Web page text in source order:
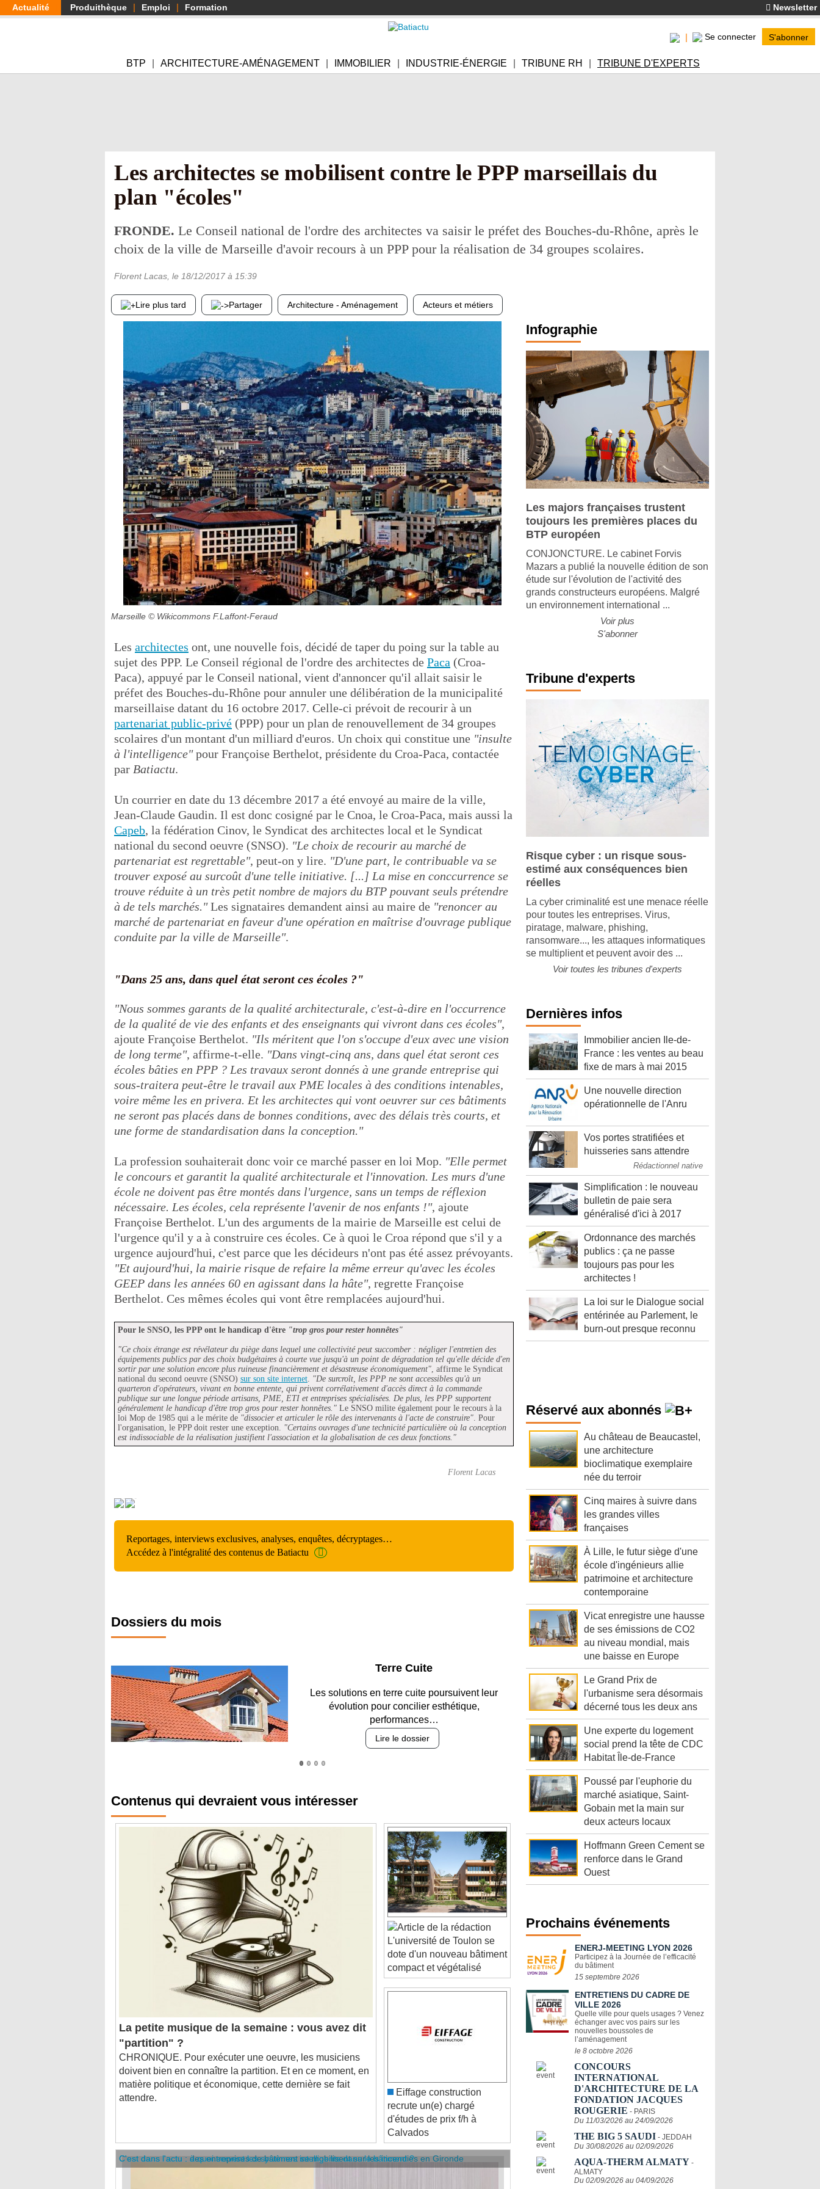
Aller
au
Actualité Produithèque Emploi Formation Newsletter
Se connecter S'abonner
BTP ARCHITECTURE-AMÉNAGEMENT IMMOBILIER INDUSTRIE-ÉNERGIE TRIBUNE RH TRIBUNE D'EXPERTS
Les architectes se mobilisent contre le PPP marseillais du
plan "écoles"
FRONDE. Le Conseil national de l'ordre des architectes va saisir le préfet des Bouches-du-Rhône, après le
choix de la ville de Marseille d'avoir recours à un PPP pour la réalisation de 34 groupes scolaires.
Florent Lacas , le 18/12/2017 à 15:39
Lire plus tard Partager Architecture - Aménagement Acteurs et métiers
Marseille © Wikicommons F.Laffont-Feraud
Les architectes ont, une nouvelle fois, décidé de taper du poing sur la table au
sujet des PPP. Le Conseil régional de l'ordre des architectes de Paca (Croa-
Paca), appuyé par le Conseil national, vient d'annoncer qu'il allait saisir le
préfet des Bouches-du-Rhône pour annuler une délibération de la municipalité
marseillaise datant du 16 octobre 2017. Celle-ci prévoit de recourir à un
partenariat public-privé (PPP) pour un plan de renouvellement de 34 groupes
scolaires d'un montant d'un milliard d'euros. Un choix qui constitue une "insulte
à l'intelligence"pour Françoise Berthelot, présidente du Croa-Paca, contactée
par Batiactu.
Un courrier en date du 13 décembre 2017 a été envoyé au maire de la ville,
Jean-Claude Gaudin. Il est donc cosigné par le Cnoa, le Croa-Paca, mais aussi la
Capeb, la fédération Cinov, le Syndicat des architectes local et le Syndicat
national du second oeuvre (SNSO). "Le choix de recourir au marché de
partenariat est regrettable", peut-on y lire. "D'une part, le contribuable va se
trouver exposé au surcoût d'une telle initiative. [...] La mise en conccurrence se
trouve réduite à un très petit nombre de majors du BTP pouvant seuls prétendre
à de tels marchés."Les signataires demandent ainsi au maire de "renoncer au
marché de partenariat en faveur d'une opération en maîtrise d'ouvrage publique
conduite par la ville de Marseille".
"Dans 25 ans, dans quel état seront ces écoles ?"
"Nous sommes garants de la qualité architecturale, c'est-à-dire en l'occurrence
de la qualité de vie des enfants et des enseignants qui vivront dans ces écoles",
ajoute Françoise Berthelot. "Ils méritent que l'on s'occupe d'eux avec une vision
de long terme", affirme-t-elle. "Dans vingt-cinq ans, dans quel état seront ces
écoles bâties en PPP ? Les travaux seront donnés à une grande entreprise qui
sous-traitera peut-être le travail aux PME locales à des conditions intenables,
voire même les en privera. Et les architectes qui vont oeuvrer sur ces bâtiments
ne seront pas placés dans de bonnes conditions, avec des délais très courts, et
une forme de standardisation dans la conception."
La profession souhaiterait donc voir ce marché passer en loi Mop. "Elle permet
le concours et garantit la qualité architecturale et l'innovation. Les murs d'une
école ne doivent pas être montés dans l'urgence, sans un temps de réflexion
nécessaire. Les écoles, cela représente l'avenir de nos enfants !", ajoute
Françoise Berthelot. L'un des arguments de la mairie de Marseille est celui de
l'urgence qu'il y a à construire ces écoles. Ce à quoi le Croa répond que s'il y a
urgence aujourd'hui, c'est parce que les décideurs n'ont pas été assez prévoyants.
"Et aujourd'hui, la mairie risque de refaire la même erreur qu'avec les écoles
GEEP dans les années 60 en agissant dans la hâte", regrette Françoise
Berthelot. Ces mêmes écoles qui vont être remplacées aujourd'hui.
Pour le SNSO, les PPP ont le handicap d'être "trop gros pour rester honnêtes"
"Ce choix étrange est révélateur du piège dans lequel une collectivité peut succomber : négliger l'entretien des
équipements publics par des choix budgétaires à courte vue jusqu'à un point de dégradation tel qu'elle décide d'en
sortir par une solution encore plus ruineuse financièrement et désastreuse économiquement", affirme le Syndicat
national du second oeuvre (SNSO) sur son site internet. "De surcroît, les PPP ne sont accessibles qu'à un
quarteron d'opérateurs, vivant en bonne entente, qui privent corrélativement d'accès direct à la commande
publique sur une longue période artisans, PME, ETI et entreprises spécialisées. De plus, les PPP supportent
généralement le handicap d'être trop gros pour rester honnêtes." Le SNSO milite également pour le recours à la
loi Mop de 1985 qui a le mérite de "dissocier et articuler le rôle des intervenants à l'acte de construire". Pour
l'organisation, le PPP doit rester une exception. "Certains ouvrages d'une technicité particulière où la conception
est indissociable de la réalisation justifient l'association et la globalisation de ces deux fonctions."
Florent Lacas
Reportages, interviews exclusives, analyses, enquêtes, décryptages…
Accédez à l'intégralité des contenus de Batiactu
Dossiers du mois
Parking et garages
Entre circulation, sécurisation des accès, durabilité
des revêtements et intégration…
Lire le dossier
La petite musique de la semaine : vous avez dit
"partition" ?
CHRONIQUE. Pour exécuter une oeuvre, les musiciens
doivent bien en connaître la partition. Et en ce moment, en
matière politique et économique, cette dernière se fait
attendre.
L'université de Toulon se
dote d'un nouveau bâtiment
compact et végétalisé
recrute un(e) chargé
d'études de prix f/h à
Calvados
C'est dans l'actu : des entreprises de bâtiment se mobilisent sur les incendies en Gironde
C'est dans l'actu : à quoi servent les systèmes intelligents dans le bâtiment ?
Infographie
Les majors françaises trustent
toujours les premières places du
BTP européen
CONJONCTURE. Le cabinet Forvis
Mazars a publié la nouvelle édition de son
étude sur l'évolution de l'activité des
grands constructeurs européens. Malgré
un environnement international ...
Voir plus
S'abonner
Tribune d'experts
Risque cyber : un risque sous-
estimé aux conséquences bien
réelles
La cyber criminalité est une menace réelle
pour toutes les entreprises. Virus,
piratage, malware, phishing,
ransomware..., les attaques informatiques
se multiplient et peuvent avoir des ...
Voir toutes les tribunes d'experts
Dernières infos
Immobilier ancien Ile-de-
France : les ventes au beau
fixe de mars à mai 2015
Une nouvelle direction
opérationnelle de l'Anru
Vos portes stratifiées et
huisseries sans attendre
Rédactionnel native
Simplification : le nouveau
bulletin de paie sera
généralisé d'ici à 2017
Ordonnance des marchés
publics : ça ne passe
toujours pas pour les
architectes !
La loi sur le Dialogue social
entérinée au Parlement, le
burn-out presque reconnu
Réservé aux abonnés
Au château de Beaucastel,
une architecture
bioclimatique exemplaire
née du terroir
Cinq maires à suivre dans
les grandes villes
françaises
À Lille, le futur siège d'une
école d'ingénieurs allie
patrimoine et architecture
contemporaine
Vicat enregistre une hausse
de ses émissions de CO2
au niveau mondial, mais
une baisse en Europe
Le Grand Prix de
l'urbanisme sera désormais
décerné tous les deux ans
Une experte du logement
social prend la tête de CDC
Habitat Île-de-France
Poussé par l'euphorie du
marché asiatique, Saint-
Gobain met la main sur
deux acteurs locaux
Hoffmann Green Cement se
renforce dans le Grand
Ouest
Prochains événements
ENERJ-MEETING LYON 2026
Participez à la Journée de l’efficacité
du bâtiment
15 septembre 2026
ENTRETIENS DU CADRE DE
VILLE 2026
Quelle ville pour quels usages ? Venez
échanger avec vos pairs sur les
nouvelles boussoles de
l’aménagement
le 8 octobre 2026
CONCOURS
INTERNATIONAL
D'ARCHITECTURE DE LA
FONDATION JACQUES
ROUGERIE - PARIS
Du 11/03/2026 au 24/09/2026
THE BIG 5 SAUDI - JEDDAH
Du 30/08/2026 au 02/09/2026
AQUA-THERM ALMATY -
ALMATY
Du 02/09/2026 au 04/09/2026